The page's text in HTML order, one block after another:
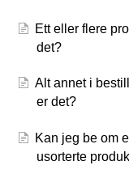
Ett eller flere
det?
Alt annet i
er det?
Kan jeg be om
usorterte